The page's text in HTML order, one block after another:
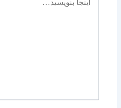
بنویسید…